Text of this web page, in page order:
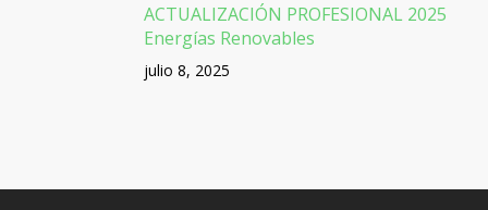
ACTUALIZACIÓN PROFESIONAL 2025
Energías Renovables
julio 8, 2025